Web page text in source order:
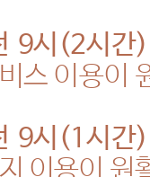
9시 (2시간)
스 이용이
9시 (1 시간)
이용이 원